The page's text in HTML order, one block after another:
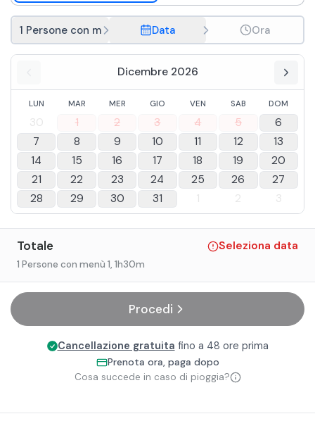
1 Persone con menù 1 Data Ora
Dicembre 2026
LUN MAR MER GIO VEN SAB DOM
30 1 2 3 4 5
6
7
8 9 10 11 12
13
14
15 16 17 18 19
20
21
22 23 24 25 26
27
28
29 30 31 1 2 3
Totale Seleziona data
1 Persone con menù 1, 1h30m
Procedi
Cancellazione gratuita fino a 48 ore prima
Prenota ora, paga dopo
Cosa succede in caso di pioggia?